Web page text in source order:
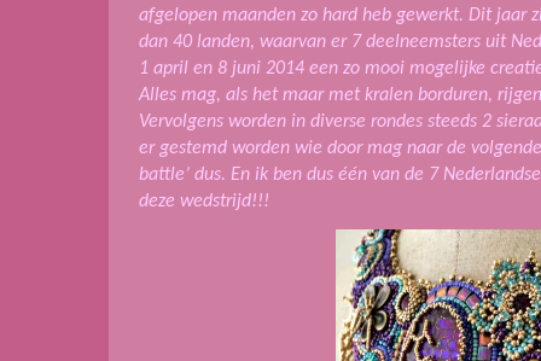
afgelopen maanden zo hard heb gewerkt. Dit jaar
dan 40 landen, waarvan er 7 deelneemsters uit
1 april en 8 juni 2014 een zo mooi mogelijke
Alles mag, als het maar met kralen borduren,
Vervolgens worden in diverse rondes steeds 2
er gestemd worden wie door mag naar de
battle’ dus. En ik ben dus één van de 7
deze wedstrijd!!!